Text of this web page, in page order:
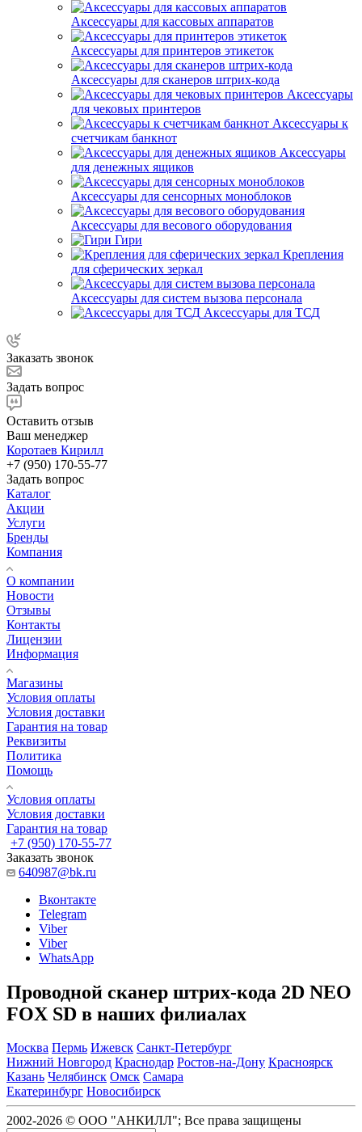
Аксессуары для кассовых аппаратов
Аксессуары для принтеров этикеток
Аксессуары для сканеров штрих-кода
Аксессуары
для чековых принтеров
Аксессуары к
счетчикам банкнот
Аксессуары
для денежных ящиков
Аксессуары для сенсорных моноблоков
Аксессуары для весового оборудования
Гири
Крепления
для сферических зеркал
Аксессуары для систем вызова персонала
Аксессуары для ТСД
Заказать звонок
Задать вопрос
Оставить отзыв
Ваш менеджер
Коротаев Кирилл
+7 (950) 170-55-77
Задать вопрос
Каталог
Акции
Услуги
Бренды
Компания
О компании
Новости
Отзывы
Контакты
Лицензии
Информация
Магазины
Условия оплаты
Условия доставки
Гарантия на товар
Реквизиты
Политика
Помощь
Условия оплаты
Условия доставки
Гарантия на товар
+7 (950) 170-55-77
Заказать звонок
640987@bk.ru
Вконтакте
Telegram
Viber
Viber
WhatsApp
Проводной сканер штрих-кода 2D NEO
FOX SD в наших филиалах
Москва Пермь Ижевск Санкт-Петербург
Нижний Новгород Краснодар Ростов-на-Дону Красноярск
Казань Челябинск Омск Самара
Екатеринбург Новосибирск
2002-2026 © ООО "АНКИЛЛ"; Все права защищены